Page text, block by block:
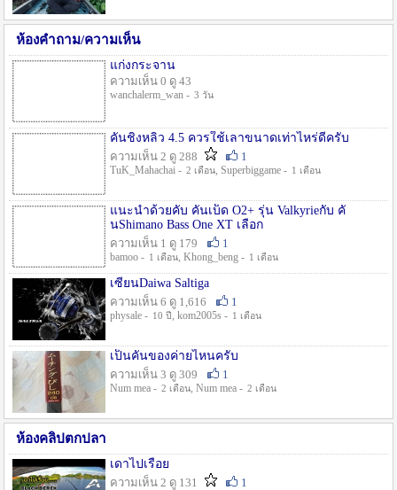
ห้องคำถาม/ความเห็น
แก่งกระจาน
ความเห็น 0 ดู 43
wanchalerm_wan - 3 วัน
คันชิงหลิว 4.5 ควรใช้เลาขนาดเท่าไหร่ดีครับ
ความเห็น 2 ดู 288
1
TuK_Mahachai - 2 เดือน, Superbiggame - 1 เดือน
แนะนำด้วยคับ คันเบ็ด O2+ รุ่น Valkyrieกับ คั
นShimano Bass One XT เลือก
ความเห็น 1 ดู 179
1
bamoo - 1 เดือน, Khong_beng - 1 เดือน
เซียนDaiwa Saltiga
ความเห็น 6 ดู 1,616
1
physale - 10 ปี , kom2005s - 1 เดือน
เป็นคันของค่ายไหนครับ
ความเห็น 3 ดู 309
1
Num mea - 2 เดือน, Num mea - 2 เดือน
ห้องคลิปตกปลา
เดาไปเรื่อย
ความเห็น 2 ดู 131
1